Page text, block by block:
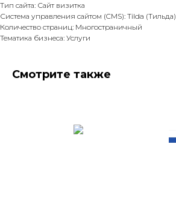
Тип сайта: Сайт визитка
Система управления сайтом (CMS): Tilda (Тильда)
Количество страниц: Многостраничный
Тематика бизнеса: Услуги
Смотрите также